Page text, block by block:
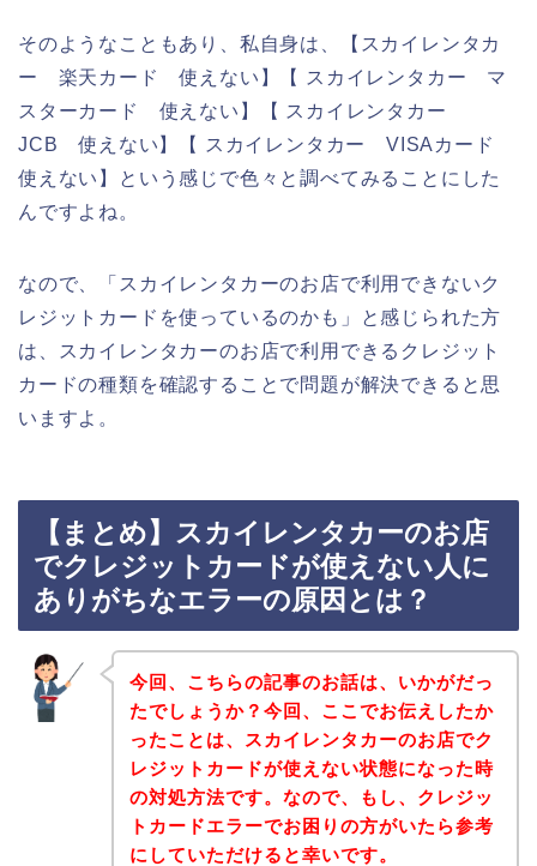
そのようなこともあり、私自身は、【スカイレンタカ
ー 楽天カード 使えない】【 スカイレンタカー マ
スターカード 使えない】【 スカイレンタカー
JCB 使えない】【 スカイレンタカー VISAカード
使えない】という感じで色々と調べてみることにした
んですよね。
なので、「スカイレンタカーのお店で利用できないク
レジットカードを使っているのかも」と感じられた方
は、スカイレンタカーのお店で利用できるクレジット
カードの種類を確認することで問題が解決できると思
いますよ。
【まとめ】スカイレンタカーのお店
でクレジットカードが使えない人に
ありがちなエラーの原因とは？
今回、こちらの記事のお話は、いかがだっ
たでしょうか？今回、ここでお伝えしたか
ったことは、スカイレンタカーのお店でク
レジットカードが使えない状態になった時
の対処方法です。なので、もし、クレジッ
トカードエラーでお困りの方がいたら参考
にしていただけると幸いです。